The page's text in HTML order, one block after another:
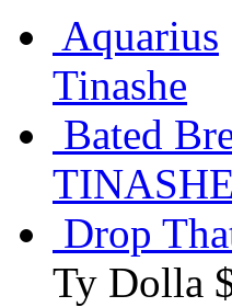
Aquarius
Tinashe
Bated
TINASHE
Drop
Ty Dolla